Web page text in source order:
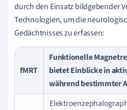
durch den Einsatz bildgebender
Technologien, um die
Gedächtnisses zu erfassen:
fMRT
Funktionelle
bietet Einblicke in
während bestimmter